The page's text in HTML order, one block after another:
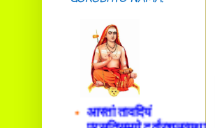
सदाशिवसमारम्भां
शङ्कराचार्य मध्यमाम्।
अस्मदाचार्यपर्यन्तां
वन्दे गुरु परम्पराम् ॥
आस्तां तावदियं
प्रसूतिसमये दुर्वारशूलव्यथा
नैरुच्यं तनुशोषणं मलमयी